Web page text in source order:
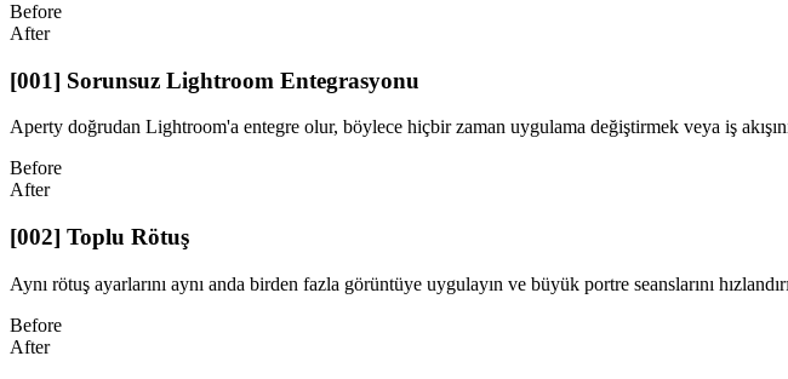
Before
After
[001] Sorunsuz Lightroom Entegrasyonu
Aperty doğrudan Lightroom'a entegre olur, böylece hiçbir zaman uygulama değiştirmek veya iş
Before
After
[002] Toplu Rötuş
Aynı rötuş ayarlarını aynı anda birden fazla görüntüye uygulayın ve büyük portre seanslarını
Before
After